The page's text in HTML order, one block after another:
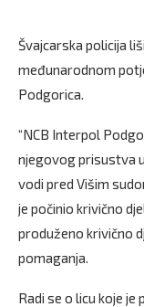
Švajcarska policija
međunarodnom
Podgorica.
“NCB Interpol
njegovog prisustva
vodi pred Višim
je počinio krivično
produženo krivično
pomaganja.
Radi se o licu koje